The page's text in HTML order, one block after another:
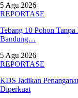
5 Agu 2026
REPORTASE
Tebang 10 Pohon
Bandung…
5 Agu 2026
REPORTASE
KDS Jadikan
Diperkuat